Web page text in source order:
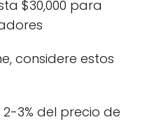
$30,000 para
considere estos
3% del precio de